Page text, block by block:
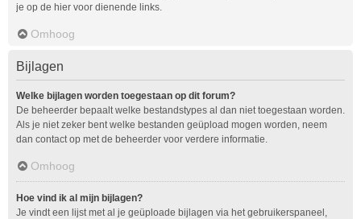
je op de hier voor dienende links.
Omhoog
Bijlagen
Welke bijlagen worden toegestaan op dit forum?
De beheerder bepaalt welke bestandstypes al dan niet toegestaan worden.
Als je niet zeker bent welke bestanden geüpload mogen worden, neem
dan contact op met de beheerder voor verdere informatie.
Omhoog
Hoe vind ik al mijn bijlagen?
Je vindt een lijst met al je geüploade bijlagen via het gebruikerspaneel,